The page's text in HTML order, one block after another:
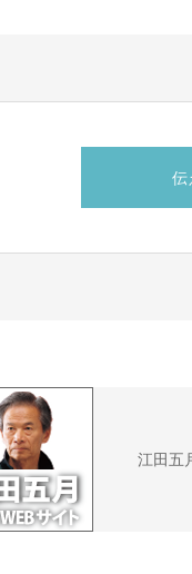
伝
江田五